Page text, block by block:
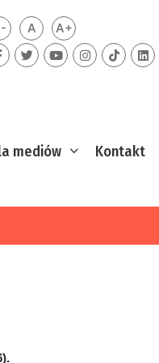
kontrastczcionka
ADomyślna czcionka
A+Większa
mediów Kontakt